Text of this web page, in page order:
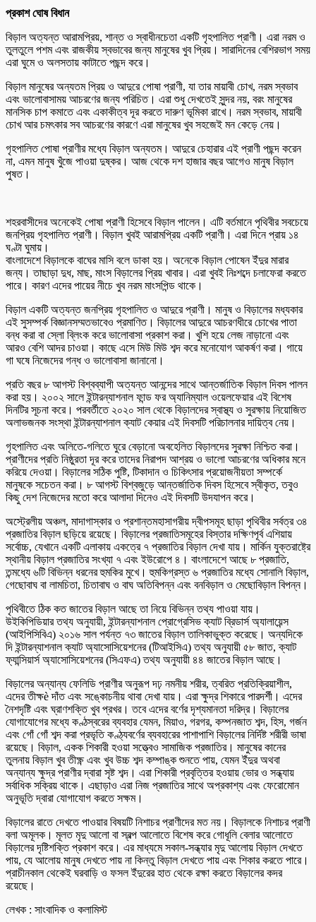
প্রকাশ ঘোষ বিধান
বিড়াল অত্যন্ত আরামপ্রিয়, শান্ত ও স্বাধীনচেতা একটি গৃহপালিত প্রাণী। এরা নরম ও
তুলতুলে পশম এবং রাজকীয় স্বভাবের জন্য মানুষের খুব প্রিয়। সারাদিনের বেশিরভাগ সময়
এরা ঘুমে ও অলসতায় কাটাতে পছন্দ করে।
বিড়াল মানুষের অন্যতম প্রিয় ও আদুরে পোষা প্রাণী, যা তার মায়াবী চোখ, নরম স্বভাব
এবং ভালোবাসাময় আচরণের জন্য পরিচিত। এরা শুধু দেখতেই সুন্দর নয়, বরং মানুষের
মানসিক চাপ কমাতে এবং একাকীত্ব দূর করতে দারুণ ভূমিকা রাখে। নরম স্বভাব, মায়াবী
চোখ আর চমৎকার সব আচরণের কারণে এরা মানুষের খুব সহজেই মন কেড়ে নেয়।
গৃহপালিত পোষা প্রাণীর মধ্যে বিড়াল অন্যতম। আদুরে চেহারার এই প্রাণী পছন্দ করেন
না, এমন মানুষ খুঁজে পাওয়া দুষ্কর। আজ থেকে দশ হাজার বছর আগেও মানুষ বিড়াল
পুষত।
শহরবাসীদের অনেকেই পোষা প্রাণী হিসেবে বিড়াল পালেন। এটি বর্তমানে পৃথিবীর সবচেয়ে
জনপ্রিয় গৃহপালিত প্রাণী। বিড়াল খুবই আরামপ্রিয় একটি প্রাণী। এরা দিনে প্রায় ১৪
ঘণ্টা ঘুমায়।
বাংলাদেশে বিড়ালকে বাঘের মাসি বলে ডাকা হয়। অনেকে বিড়াল পোষেন ইঁদুর মারার
জন্য। তাছাড়া দুধ, মাছ, মাংস বিড়ালের প্রিয় খাবার। এরা খুবই নিঃশব্দে চলাফেরা করতে
পারে। কারণ এদের পায়ের নীচে খুব নরম মাংসপিন্ড থাকে।
বিড়াল একটি অত্যন্ত জনপ্রিয় গৃহপালিত ও আদুরে প্রাণী। মানুষ ও বিড়ালের মধ্যকার
এই সুসম্পর্ক বিজ্ঞানসম্মতভাবেও প্রমাণিত। বিড়ালের আদুরে আচরণধীরে চোখের পাতা
বন্ধ করা বা স্লো ব্লিংক করে ভালোবাসা প্রকাশ করা। খুশি হয়ে লেজ নাড়ানো এবং
আরও বেশি আদর চাওয়া। কাছে এসে মিউ মিউ শব্দ করে মনোযোগ আকর্ষণ করা। গায়ে
গা ঘষে নিজেদের গন্ধ ও ভালোবাসা জানানো।
প্রতি বছর ৮ আগস্ট বিশ্বব্যাপী অত্যন্ত আনন্দের সাথে আন্তর্জাতিক বিড়াল দিবস পালন
করা হয়। ২০০২ সালে ইন্টারন্যাশনাল ফান্ড ফর অ্যানিম্যাল ওয়েলফেয়ার এই বিশেষ
দিনটির সূচনা করে। পরবর্তীতে ২০২০ সাল থেকে বিড়ালদের স্বাস্থ্য ও সুরক্ষায় নিয়োজিত
অলাভজনক সংস্থা ইন্টারন্যাশনাল ক্যাট কেয়ার এই দিবসটি পরিচালনার দায়িত্ব নেয়।
গৃহপালিত এবং অলিতে-গলিতে ঘুরে বেড়ানো অবহেলিত বিড়ালদের সুরক্ষা নিশ্চিত করা।
প্রাণীদের প্রতি নিষ্ঠুরতা দূর করে তাদের নিরাপদ আশ্রয় ও ভালো আচরণের অধিকার মনে
করিয়ে দেওয়া। বিড়ালের সঠিক পুষ্টি, টিকাদান ও চিকিৎসার প্রয়োজনীয়তা সম্পর্কে
মানুষকে সচেতন করা। ৮ আগস্ট বিশ্বজুড়ে আন্তর্জাতিক দিবস হিসেবে স্বীকৃত, তবুও
কিছু দেশ নিজেদের মতো করে আলাদা দিনেও এই দিবসটি উদযাপন করে।
অস্ট্রেলীয় অঞ্চল, মাদাগাস্কার ও প্রশান্তমহাসাগরীয় দ্বীপসমূহ ছাড়া পৃথিবীর সর্বত্র ৩৪
প্রজাতির বিড়াল ছড়িয়ে রয়েছে। বিড়ালের প্রজাতিসমূহের বিস্তার দক্ষিণপূর্ব এশিয়ায়
সর্বোচ্চ, যেখানে একটি এলাকায় একত্রে ৭ প্রজাতির বিড়াল দেখা যায়। মার্কিন যুক্তরাষ্ট্রে
স্থানীয় বিড়াল প্রজাতির সংখ্যা ৭ এবং ইউরোপে ৪। বাংলাদেশে আছে ৮ প্রজাতি,
তন্মধ্যে ৬টি বিভিন্ন ধরনের হুমকির মুখে। হুমকিগ্রস্ত ৬ প্রজাতির মধ্যে সোনালি বিড়াল,
গেছোবাঘ বা লামচিতা, চিতাবাঘ ও বাঘ অতিবিপন্ন এবং বনবিড়াল ও মেছোবিড়াল বিপন্ন।
পৃথিবীতে ঠিক কত জাতের বিড়াল আছে তা নিয়ে বিভিন্ন তথ্য পাওয়া যায়।
উইকিপিডিয়ার তথ্য অনুযায়ী, ইন্টারন্যাশনাল প্রোগ্রেসিভ ক্যাট ব্রিডার্স অ্যালায়েন্স
(আইপিসিবিএ) ২০১৬ সাল পর্যন্ত ৭৩ জাতের বিড়াল তালিকাভুক্ত করেছে। অন্যদিকে
দি ইন্টারন্যাশনাল ক্যাট অ্যাসোসিয়েশনের (টিআইসিএ) তথ্য অনুযায়ী ৫৮ জাত, ক্যাট
ফ্যান্সিয়ার্স অ্যাসোসিয়েশনের (সিএফএ) তথ্য অনুযায়ী ৪৪ জাতের বিড়াল আছে।
বিড়ালের অন্যান্য ফেলিডি প্রাণীর অনুরূপ দঢ় নমনীয় শরীর, ত্বরিত প্রতিক্রিয়াশীল,
এদের তীক্ষè দাঁত এবং সঙ্কোচনীয় থাবা দেখা যায়। এরা ক্ষুদ্র শিকারে পারদর্শী। এদের
নৈশদৃষ্টি এবং ঘ্রাণশক্তি খুব প্রখর। তবে এদের বর্ণের দৃশ্যমানতা দরিদ্র। বিড়ালের
যোগাযোগের মধ্যে কণ্ঠস্বরের ব্যবহার যেমন, মিয়াও, গরগর, কম্পনজাত শব্দ, হিস, গর্জন
এবং গোঁ গোঁ শব্দ করা প্রভৃতি কণ্ঠ্যবর্ণের ব্যবহারের পাশাপাশি বিড়ালের নির্দিষ্ট শরীরী ভাষা
রয়েছে। বিড়াল, একক শিকারী হওয়া সত্ত্বেও সামাজিক প্রজাতির। মানুষের কানের
তুলনায় বিড়াল খুব তীক্ষ্ণ এবং খুব উচ্চ শব্দ কম্পাঙ্ক শুনতে পায়, যেমন ইঁদুর অথবা
অন্যান্য ক্ষুদ্র প্রাণীর দ্বারা সৃষ্ট শব্দ। এরা শিকারী প্রবৃত্তির হওয়ায় ভোর ও সন্ধ্যায়
সর্বাধিক সক্রিয় থাকে। এছাড়াও এরা নিজ প্রজাতির সাথে অপ্রকাশ্য এবং ফেরোমোন
অনুভূতি দ্বারা যোগাযোগ করতে সক্ষম।
বিড়ালের রাতে দেখতে পাওয়ার বিষয়টি নিশাচর প্রাণীদের মত নয়। বিড়ালকে নিশাচর প্রাণী
বলা অমূলক। মূলত মৃদু আলো বা স্বল্প আলোতে বিশেষ করে গোধূলি বেলার আলোতে
বিড়ালের দৃষ্টিশক্তি প্রকাশ করে। এর মাধ্যমে সকাল-সন্ধ্যার মৃদু আলোয় বিড়াল দেখতে
পায়, যে আলোয় মানুষ দেখতে পায় না কিন্তু বিড়াল দেখতে পায় এবং শিকার করতে পারে।
প্রাচীনকাল থেকেই ঘরবাড়ি ও ফসল ইঁদুরের হাত থেকে রক্ষা করতে বিড়ালের কদর
রয়েছে।
লেখক : সাংবাদিক ও কলামিস্ট